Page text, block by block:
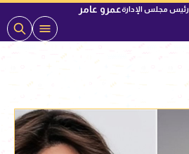
رئيس مجلس الإدارةعمرو عامر